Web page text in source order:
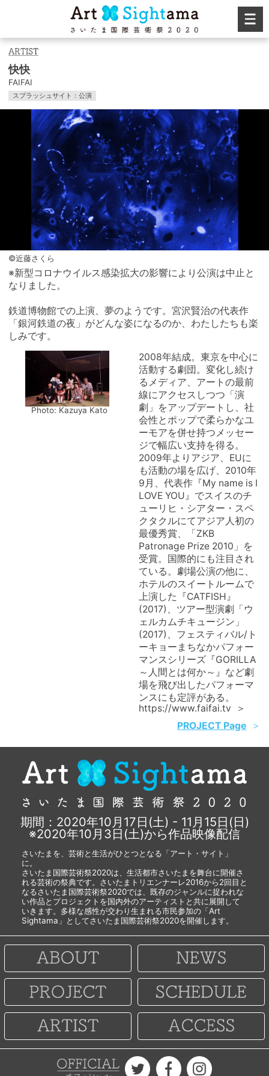
快快
FAIFAI
スプラッシュサイト：公演
©近藤さくら
※新型コロナウイルス感染拡大の影響により公演は中止と
なりました。
鉄道博物館での上演、夢のようです。宮沢賢治の代表作
「銀河鉄道の夜」がどんな姿になるのか、わたしたちも楽
しみです。
Photo: Kazuya Kato
2008年結成。東京を中心に
活動する劇団。変化し続け
るメディア、アートの最前
線にアクセスしつつ「演
劇」をアップデートし、社
会性とポップで柔らかなユ
ーモアを併せ持つメッセー
ジで幅広い支持を得る。
2009年よりアジア、EUに
も活動の場を広げ、2010年
9月、代表作『My name is I
LOVE YOU』でスイスのチ
ューリヒ・シアター・スペ
クタクルにてアジア人初の
最優秀賞、「ZKB
Patronage Prize 2010」を
受賞。国際的にも注目され
ている。劇場公演の他に、
ホテルのスイートルームで
上演した『CATFISH』
(2017)、ツアー型演劇「ウ
ェルカムチキュージン」
(2017)、フェスティバル/ト
ーキョーまちなかパフォー
マンスシリーズ『GORILLA
～人間とは何か～』など劇
場を飛び出したパフォーマ
ンスにも定評がある。
https://www.faifai.tv
PROJECT Page
期間：2020年10月17日(土) - 11月15日(日)
※2020年10月3日(土)から作品映像配信
さいたまを、芸術と生活がひとつとなる「アート・サイト」
に。
さいたま国際芸術祭2020は、生活都市さいたまを舞台に開催さ
れる芸術の祭典です。さいたまトリエンナーレ2016から2回目と
なるさいたま国際芸術祭2020では、既存のジャンルに捉われな
い作品とプロジェクトを国内外のアーティストと共に展開して
いきます。多様な感性が交わり生まれる市民参加の「Art
Sightama」としてさいたま国際芸術祭2020を開催します。